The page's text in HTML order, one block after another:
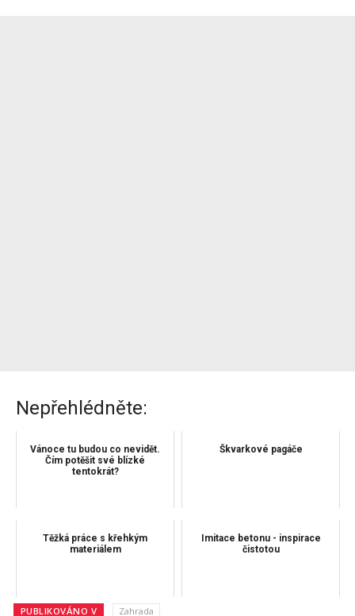
Nepřehlédněte:
Vánoce tu budou co nevidět.
Čím potěšit své blízké
tentokrát?
Škvarkové pagáče
Těžká práce s křehkým
materiálem
Imitace betonu - inspirace
čistotou
PUBLIKOVÁNO V Zahrada